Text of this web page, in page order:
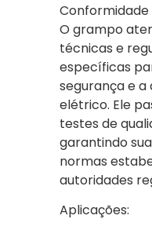
O grampo
técnicas e
específicas
segurança e a
elétrico. Ele
testes de
garantindo
normas
autoridades
Aplicações: